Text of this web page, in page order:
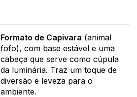
Formato de Capivara (animal
fofo), com base estável e uma
cabeça que serve como cúpula
da luminária. Traz um toque de
diversão e leveza para o
ambiente.